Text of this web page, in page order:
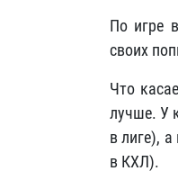
По игре
своих
Что
лучше. У
в лиге),
в КХЛ).